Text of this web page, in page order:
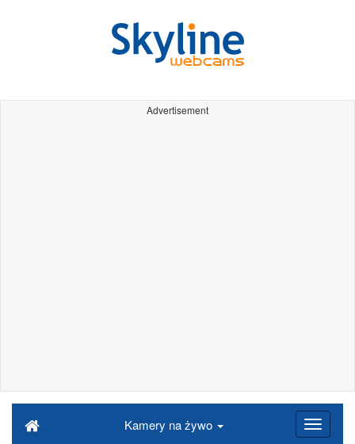
Advertisement
Kamery na żywo